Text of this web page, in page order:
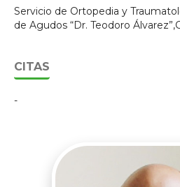
Servicio de Ortopedia y
de Agudos “Dr. Teodoro
CITAS
-